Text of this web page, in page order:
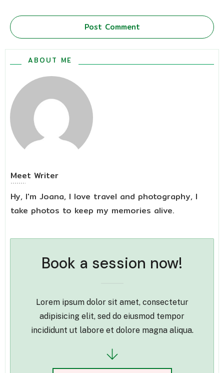
Post Comment
ABOUT ME
Meet Writer
Hy, I'm Joana, I love travel and photography, I
take photos to keep my memories alive.
Book a session now!
Lorem ipsum dolor sit amet, consectetur
adipisicing elit, sed do eiusmod tempor
incididunt ut labore et dolore magna aliqua.